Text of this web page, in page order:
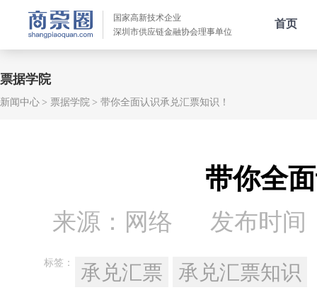
国家高新技术企业
深圳市供应链金融协会理事单位
首页
票据学院
新闻中心 票据学院 带你全面认识承兑汇票知识！
带你全
来源：网络 发布时间
标签： 承兑汇票 承兑汇票知识